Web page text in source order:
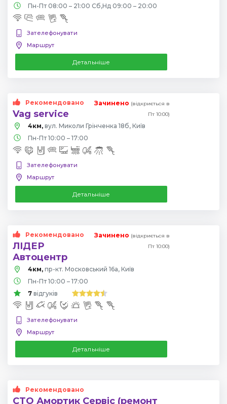
Пн-Пт 08:00 – 21:00 Сб,Нд 09:00 – 20:00
Зателефонувати
Маршрут
Детальніше
Рекомендовано
Vag service
Зачинено (відкриється в
Пт 10:00)
4км, вул. Миколи Грінченка 18б, Київ
Пн-Пт 10:00 – 17:00
Зателефонувати
Маршрут
Детальніше
Рекомендовано
ЛІДЕР
Автоцентр
Зачинено (відкриється в
Пт 10:00)
4км, пр-кт. Московський 16а, Київ
Пн-Пт 10:00 – 17:00
7 відгуків
Зателефонувати
Маршрут
Детальніше
Рекомендовано
СТО Амортик Сервіс (ремонт